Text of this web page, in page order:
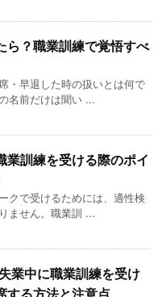
ら？職業訓練で覚悟すべ
・早退した時の扱いとは何で
名前だけは聞い ...
業訓練を受ける際のポイ
クで受けるためには、適性検
ません。職業訓 ...
業中に職業訓練を受け
する方法と注意点